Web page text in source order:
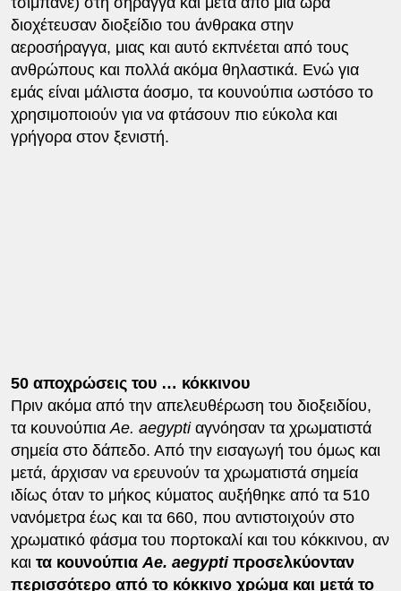
διοχέτευσαν διοξείδιο του άνθρακα στην
αεροσήραγγα, μιας και αυτό εκπνέεται από τους
ανθρώπους και πολλά ακόμα θηλαστικά. Ενώ για
εμάς είναι μάλιστα άοσμο, τα κουνούπια ωστόσο το
χρησιμοποιούν για να φτάσουν πιο εύκολα και
γρήγορα στον ξενιστή.
50 αποχρώσεις του … κόκκινου
Πριν ακόμα από την απελευθέρωση του διοξειδίου,
τα κουνούπια Ae. aegyptiαγνόησαν τα χρωματιστά
σημεία στο δάπεδο. Από την εισαγωγή του όμως και
μετά, άρχισαν να ερευνούν τα χρωματιστά σημεία
ιδίως όταν το μήκος κύματος αυξήθηκε από τα 510
νανόμετρα έως και τα 660, που αντιστοιχούν στο
χρωματικό φάσμα του πορτοκαλί και του κόκκινου, αν
και τα κουνούπια Ae. aegyptiπροσελκύονταν
περισσότερο από το κόκκινο χρώμα και μετά το